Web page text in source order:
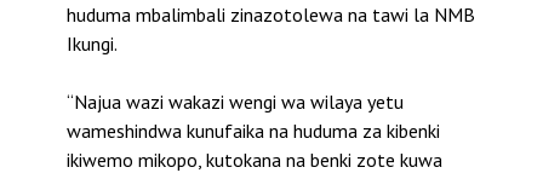
huduma mbalimbali zinazotolewa na tawi la NMB
Ikungi.
“Najua wazi wakazi wengi wa wilaya yetu
wameshindwa kunufaika na huduma za kibenki
ikiwemo mikopo, kutokana na benki zote kuwa